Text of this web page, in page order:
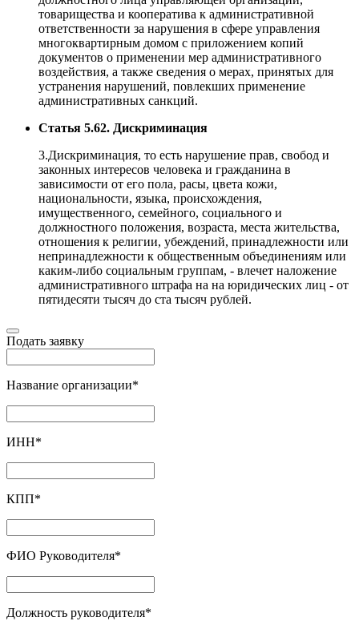
товарищества и кооператива к административной
ответственности за нарушения в сфере управления
многоквартирным домом с приложением копий
документов о применении мер административного
воздействия, а также сведения о мерах, принятых для
устранения нарушений, повлекших применение
административных санкций.
Статья 5.62. Дискриминация
3.Дискриминация, то есть нарушение прав, свобод и
законных интересов человека и гражданина в
зависимости от его пола, расы, цвета кожи,
национальности, языка, происхождения,
имущественного, семейного, социального и
должностного положения, возраста, места жительства,
отношения к религии, убеждений, принадлежности или
непринадлежности к общественным объединениям или
каким-либо социальным группам, - влечет наложение
административного штрафа на на юридических лиц - от
пятидесяти тысяч до ста тысяч рублей.
Подать заявку
Название организации*
ИНН*
КПП*
ФИО Руководителя*
Должность руководителя*